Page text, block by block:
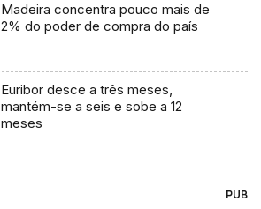
Madeira concentra pouco mais de
2% do poder de compra do país
Euribor desce a três meses,
mantém-se a seis e sobe a 12
meses
PUB